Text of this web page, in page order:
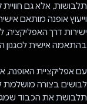
תלבושות, אלא גם
וייעוץ אופנה מותאם
ישירות דרך
בהתאמה אישית לסגנון
עם אפליקציית האופנה,
לבושים בצורה מושלמת
תלבושת את הכבוד